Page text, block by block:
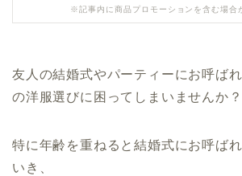
※記事内に商品プロモーションを含む場合
友人の結婚式やパーティーにお呼ば
の洋服選びに困ってしまいませんか？
特に年齢を重ねると結婚式にお呼ば
いき、